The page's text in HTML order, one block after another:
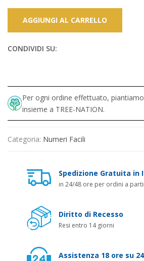
AGGIUNGI AL CARRELLO
CONDIVIDI SU:
Per ogni ordine effettuato,
insieme a TREE-NATION.
Categoria: Numeri Facili
Spedizione Gratuita in
in 24/48 ore per ordini a
Diritto di Recesso
Resi entro 14 giorni
Assistenza 18 ore su 24